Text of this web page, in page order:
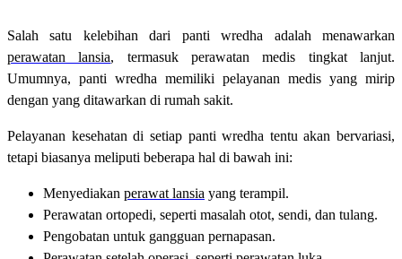
Salah satu kelebihan dari panti wredha adalah menawarkan
perawatan lansia, termasuk perawatan medis tingkat lanjut.
Umumnya, panti wredha memiliki pelayanan medis yang mirip
dengan yang ditawarkan di rumah sakit.
Pelayanan kesehatan di setiap panti wredha tentu akan bervariasi,
tetapi biasanya meliputi beberapa hal di bawah ini:
Menyediakan perawat lansia yang terampil.
Perawatan ortopedi, seperti masalah otot, sendi, dan tulang.
Pengobatan untuk gangguan pernapasan.